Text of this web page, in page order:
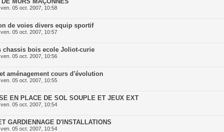
ven. 05 oct. 2007, 10:58
de voies divers equip sportif
ven. 05 oct. 2007, 10:57
chassis bois ecole Joliot-curie
ven. 05 oct. 2007, 10:56
aménagement cours d'évolution
ven. 05 oct. 2007, 10:55
EN PLACE DE SOL SOUPLE ET JEUX EXT
ven. 05 oct. 2007, 10:54
GARDIENNAGE D'INSTALLATIONS
ven. 05 oct. 2007, 10:54